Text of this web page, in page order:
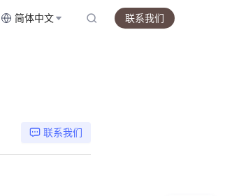
简体中文 联系我们
联系我们